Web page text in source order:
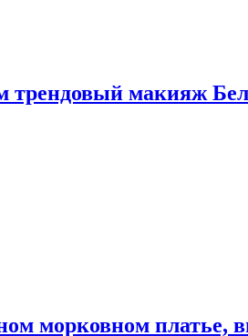
трендовый макияж
морковном платье,